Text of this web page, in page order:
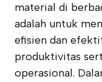
material di
adalah untuk
efisien dan
produktivitas
operasional.